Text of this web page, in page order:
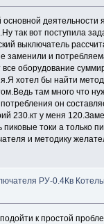
так вот поступила
выключатель
заменили и
оборудование
я.Я хотел бы найти
там много что
он
230.кт у меня
токи а только
и методику
РУ-0.4Кв
к простой